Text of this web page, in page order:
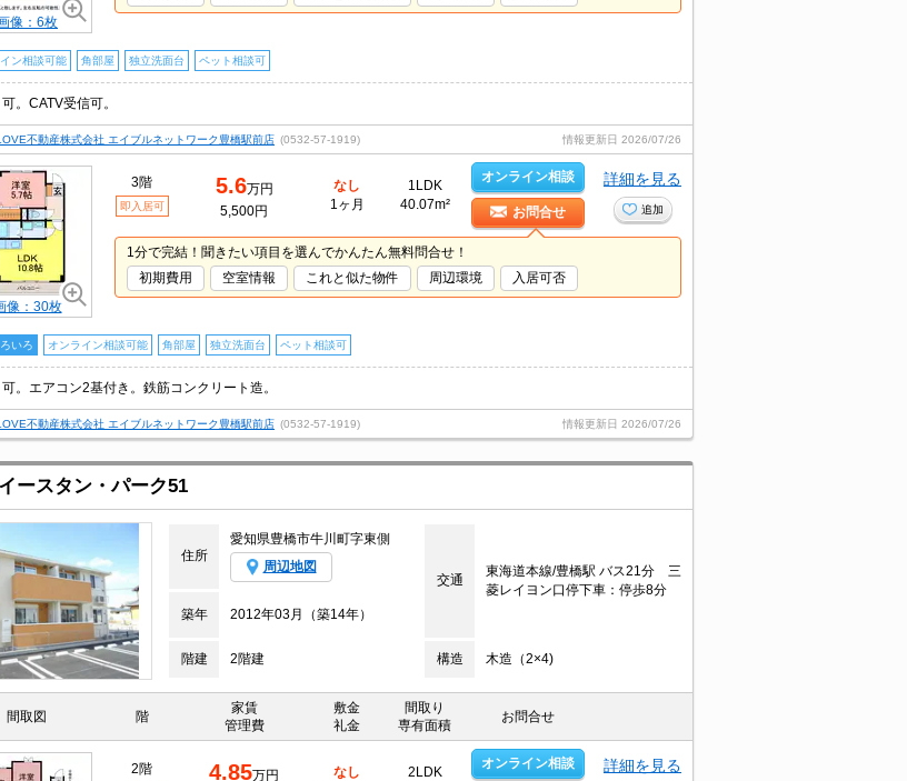
像：6枚
ン相談可能 角部屋 独立洗面台 ペット相談可
。CATV受信可。
不動産株式会社 エイブルネットワーク豊橋駅前店 (0532-57-1919) 情報更新日 2026/07/26
像：30枚
3階
即入居可
5.6万円
5,500円
なし
1ヶ月
1LDK
40.07m²
オンライン相談
お問合せ
詳細を見る
追加
1分で完結！聞きたい項目を選んでかんたん無料問合せ！
初期費用
空室情報 これと似た物件 周辺環境 入居可否
いろ オンライン相談可能 角部屋 独立洗面台 ペット相談可
。エアコン2基付き。鉄筋コンクリート造。
不動産株式会社 エイブルネットワーク豊橋駅前店 (0532-57-1919) 情報更新日 2026/07/26
イースタン・パーク51
住所
愛知県豊橋市牛川町字東側
周辺地図
交通
東海道本線/豊橋駅 バス21分 三
菱レイヨン口停下車：停歩8分
築年
2012年03月（築14年）
階建 2階建 構造 木造（2×4)
間取図 階
家賃
管理費
敷金
礼金
間取り
専有面積
お問合せ
2階 4.85万円
なし
2LDK
オンライン相談 詳細を見る